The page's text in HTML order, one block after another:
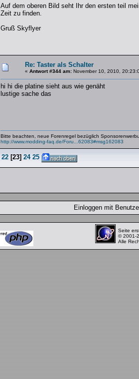
Auf dem oberen Bild seht Ihr den ersten teil
Zeit zu finden.
Gruß Skyflyer
Re: Taster als Schalter
« Antwort #344 am: November 10, 2010,
hi hi die platine sieht aus wie genäht
lustige sache das
Bitte beachten, neue Forenregel bezüglich
http://www.modding-faq.de/Foru...62083#msg162083
22 [23] 24 25
Einloggen mit
Seite
© 2001-
Alle